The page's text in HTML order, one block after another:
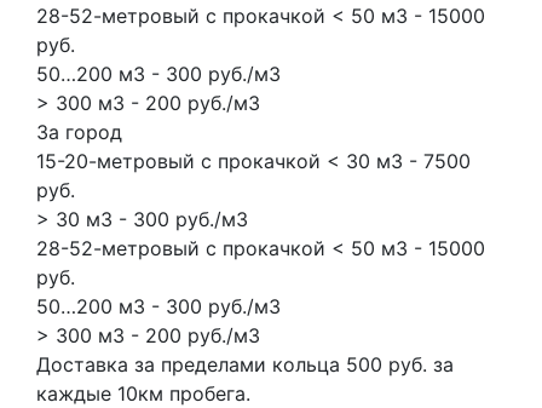
28-52-метровый с прокачкой < 50 м3 - 15000
руб.
50…200 м3 - 300 руб./м3
> 300 м3 - 200 руб./м3
За город
15-20-метровый с прокачкой < 30 м3 - 7500
руб.
> 30 м3 - 300 руб./м3
28-52-метровый с прокачкой < 50 м3 - 15000
руб.
50…200 м3 - 300 руб./м3
> 300 м3 - 200 руб./м3
Доставка за пределами кольца 500 руб. за
каждые 10км пробега.